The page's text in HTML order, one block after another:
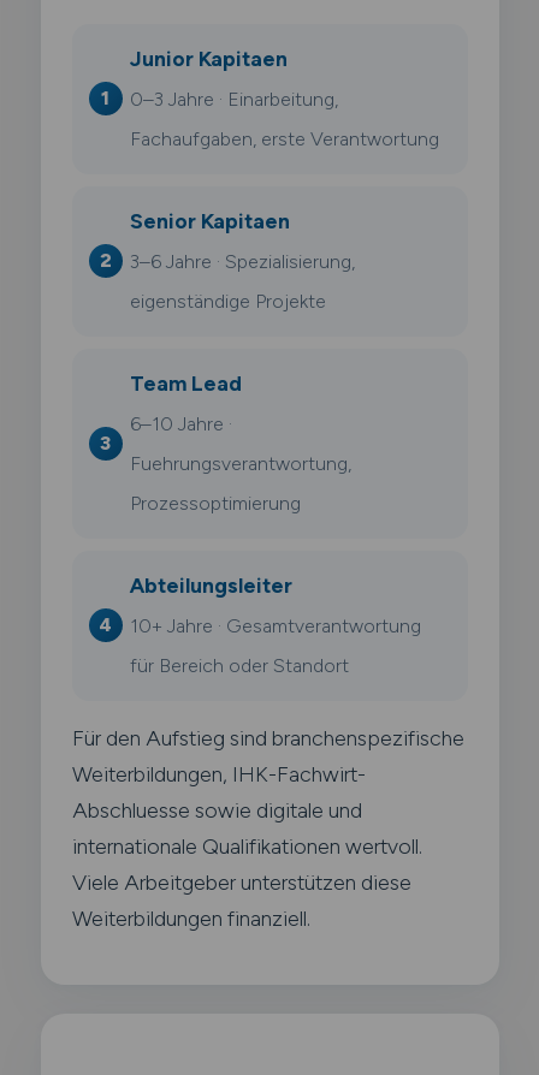
Junior Kapitaen
0–3 Jahre · Einarbeitung,
Fachaufgaben, erste Verantwortung
Senior Kapitaen
3–6 Jahre · Spezialisierung,
eigenständige Projekte
Team Lead
6–10 Jahre ·
Fuehrungsverantwortung,
Prozessoptimierung
Abteilungsleiter
10+ Jahre · Gesamtverantwortung
für Bereich oder Standort
Für den Aufstieg sind branchenspezifische
Weiterbildungen, IHK-Fachwirt-
Abschluesse sowie digitale und
internationale Qualifikationen wertvoll.
Viele Arbeitgeber unterstützen diese
Weiterbildungen finanziell.